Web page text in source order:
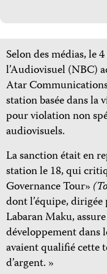
Selon des médias, le
l’Audiovisuel (NBC)
Atar
station basée dans
pour violation non
audiovisuels.
La sanction était en
station le 18, qui
Governance Tour»
dont l’équipe,
Labaran Maku,
développement dans
avaient qualifié cette
d’argent. »